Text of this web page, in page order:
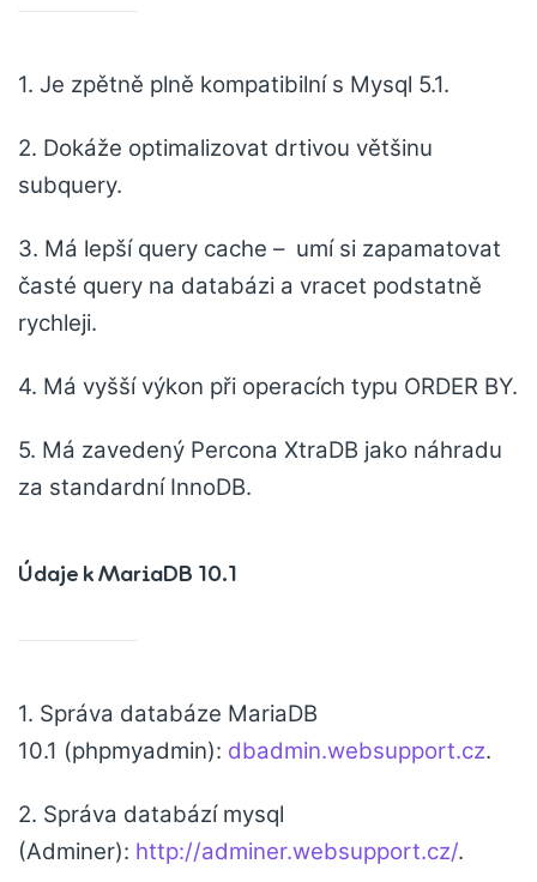
1. Je zpětně plně kompatibilní s Mysql 5.1.
2. Dokáže optimalizovat drtivou většinu
subquery.
3. Má lepší query cache – umí si zapamatovat
časté query na databázi a vracet podstatně
rychleji.
4. Má vyšší výkon při operacích typu ORDER BY.
5. Má zavedený Percona XtraDB jako náhradu
za standardní InnoDB.
Údaje k MariaDB 10.1
1. Správa databáze MariaDB
10.1 (phpmyadmin): dbadmin.websupport.cz.
2. Správa databází mysql
(Adminer): http://adminer.websupport.cz/.